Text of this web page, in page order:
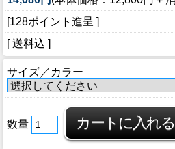
[128ポイント進呈 ]
[ 送料込 ]
サイズ／カラー
数量